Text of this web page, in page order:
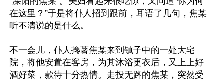
在这里？”于是将仆人招到跟前，耳语了几句，焦某
听不清说的是什么。
不一会儿，仆人搀著焦某来到镇子中的一处大宅
院，将他安置在客房，为其沐浴更衣后，又上上好
酒好菜，款待十分热情。走投无路的焦某，突然受